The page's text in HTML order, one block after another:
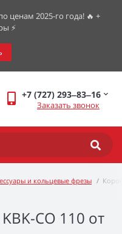
ценам 2025-го года! 🔥 +
⚡️
+7 (727) 293‒83‒16
Заказать звонок
и кольцевые фрезы
CO 110 от